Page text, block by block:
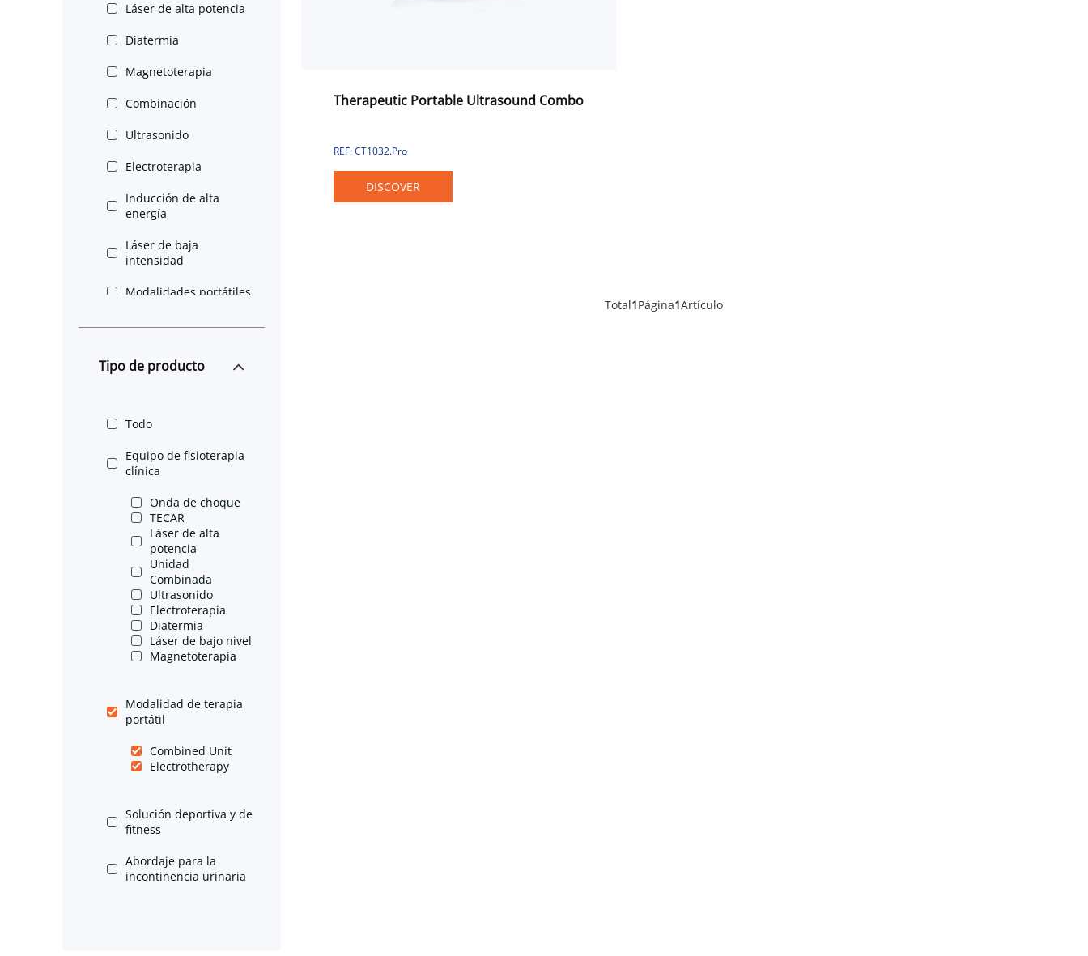
Láser de alta potencia
Diatermia
Magnetoterapia
Combinación
Ultrasonido
Electroterapia
Inducción de alta
energía
Láser de baja
intensidad
Modalidades portátiles
Tipo de producto
Todo
Equipo de fisioterapia
clínica
Onda de choque
TECAR
Láser de alta
potencia
Unidad
Combinada
Ultrasonido
Electroterapia
Diatermia
Láser de bajo nivel
Magnetoterapia
Modalidad de terapia
portátil
Combined Unit
Electrotherapy
Solución deportiva y de
fitness
Abordaje para la
incontinencia urinaria
Therapeutic Portable Ultrasound Combo
REF: CT1032.Pro
DISCOVER
Total1Página1Artículo